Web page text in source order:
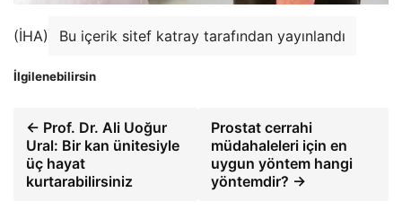
(İHA) Bu içerik sitef katray tarafından yayınlandı
İlgilenebilirsin
← Prof. Dr. Ali Uoğur
Ural: Bir kan ünitesiyle
üç hayat
kurtarabilirsiniz
Prostat cerrahi
müdahaleleri için en
uygun yöntem hangi
yöntemdir? →